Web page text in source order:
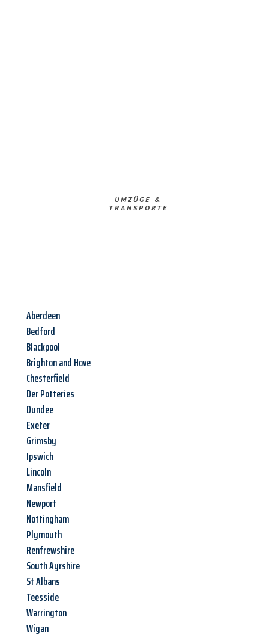
UMZÜGE &
TRANSPORTE
Aberdeen
Bedford
Blackpool
Brighton and Hove
Chesterfield
Der Potteries
Dundee
Exeter
Grimsby
Ipswich
Lincoln
Mansfield
Newport
Nottingham
Plymouth
Renfrewshire
South Ayrshire
St Albans
Teesside
Warrington
Wigan